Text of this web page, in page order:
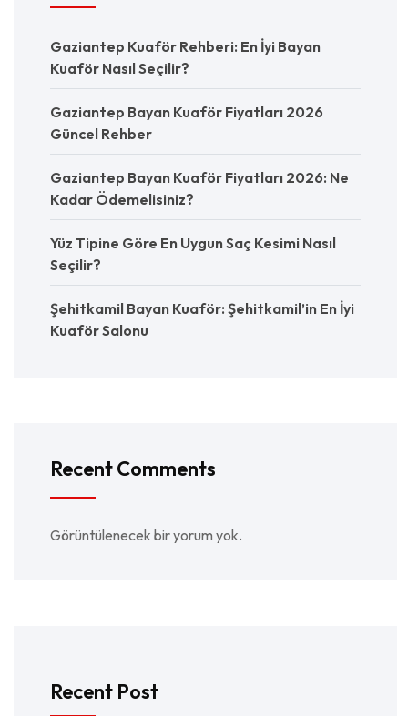
Gaziantep Kuaför Rehberi: En İyi Bayan
Kuaför Nasıl Seçilir?
Gaziantep Bayan Kuaför Fiyatları 2026
Güncel Rehber
Gaziantep Bayan Kuaför Fiyatları 2026: Ne
Kadar Ödemelisiniz?
Yüz Tipine Göre En Uygun Saç Kesimi Nasıl
Seçilir?
Şehitkamil Bayan Kuaför: Şehitkamil’in En İyi
Kuaför Salonu
Recent Comments
Görüntülenecek bir yorum yok.
Recent Post